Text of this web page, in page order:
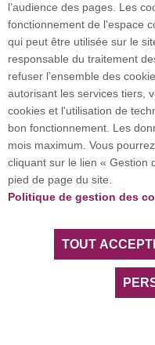
Grand
Jeudi 19 février à
Roger Mansuy aura
l’audience des pages. Les
fonctionnement de l'espace
qui peut être utilisée sur le
responsable du traitement
refuser l’ensemble des
autorisant les services tiers,
cookies et l'utilisation de
bon fonctionnement. Les
mois maximum. Vous
cliquant sur le lien « Gestion
pied de page du site.
Politique de gestion des
TOUT